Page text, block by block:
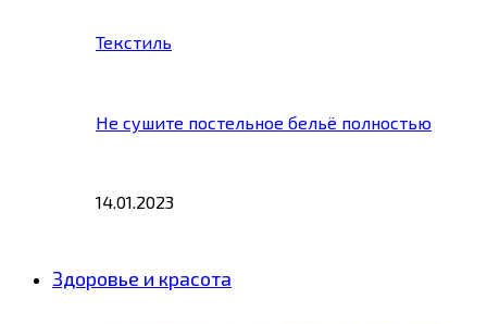
Текстиль
Не сушите постельное бельё полностью
14.01.2023
Здоровье и красота